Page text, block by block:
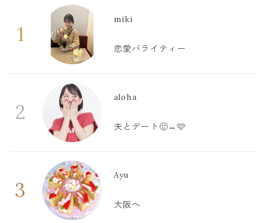
1
miki
恋愛バライティー
2
aloha
夫とデート🙂‍↔️🩷
3
Ayu
大阪へ